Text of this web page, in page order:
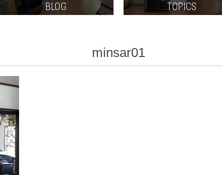
BLOG TOPICS
minsar01